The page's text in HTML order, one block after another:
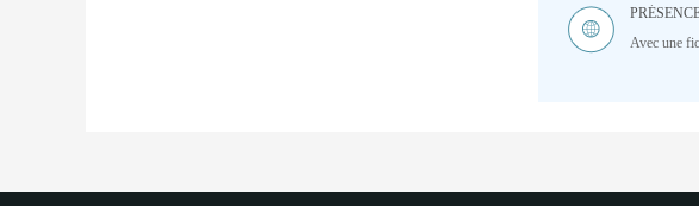
Avec une